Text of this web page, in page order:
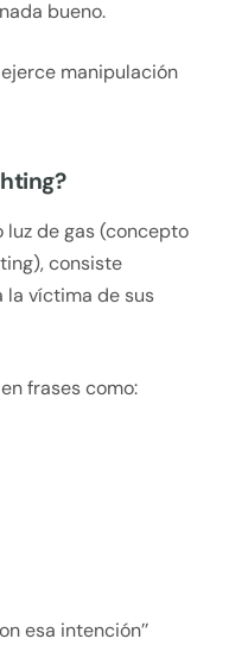
bueno.
manipulación
luz de gas (concepto
consiste
la víctima de sus
frases como:
esa intención’’